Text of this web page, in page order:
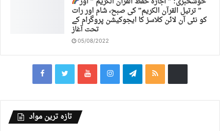
” ترتیل القرآن الكريم” کی صبح، شام اور رات
کو نئی آن لائن کلاسز کا ایجوکیشن پروگرام کے
تحت آغاز
05/08/2022
تازہ ترین مواد